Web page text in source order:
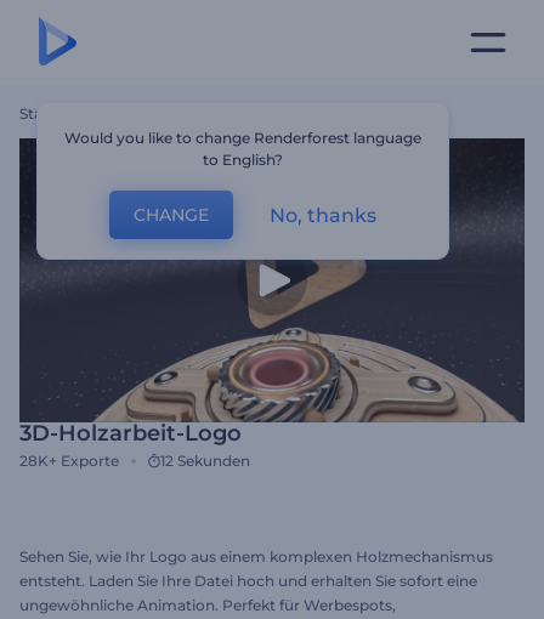
Startseite
3D-Holzarbeit-Logo
28K+ Exporte 12 Sekunden
Sehen Sie, wie Ihr Logo aus einem komplexen Holzmechanismus
entsteht. Laden Sie Ihre Datei hoch und erhalten Sie sofort eine
ungewöhnliche Animation. Perfekt für Werbespots,
Would you like to change Renderforest language
to English?
CHANGE No, thanks